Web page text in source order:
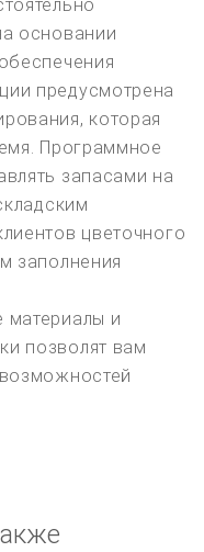
основании
предусмотрена
которая
Программное
запасами на
цветочного
заполнения
материалы и
позволят вам